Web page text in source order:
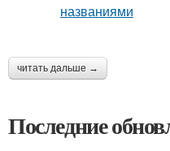
читать дальше →
Последние